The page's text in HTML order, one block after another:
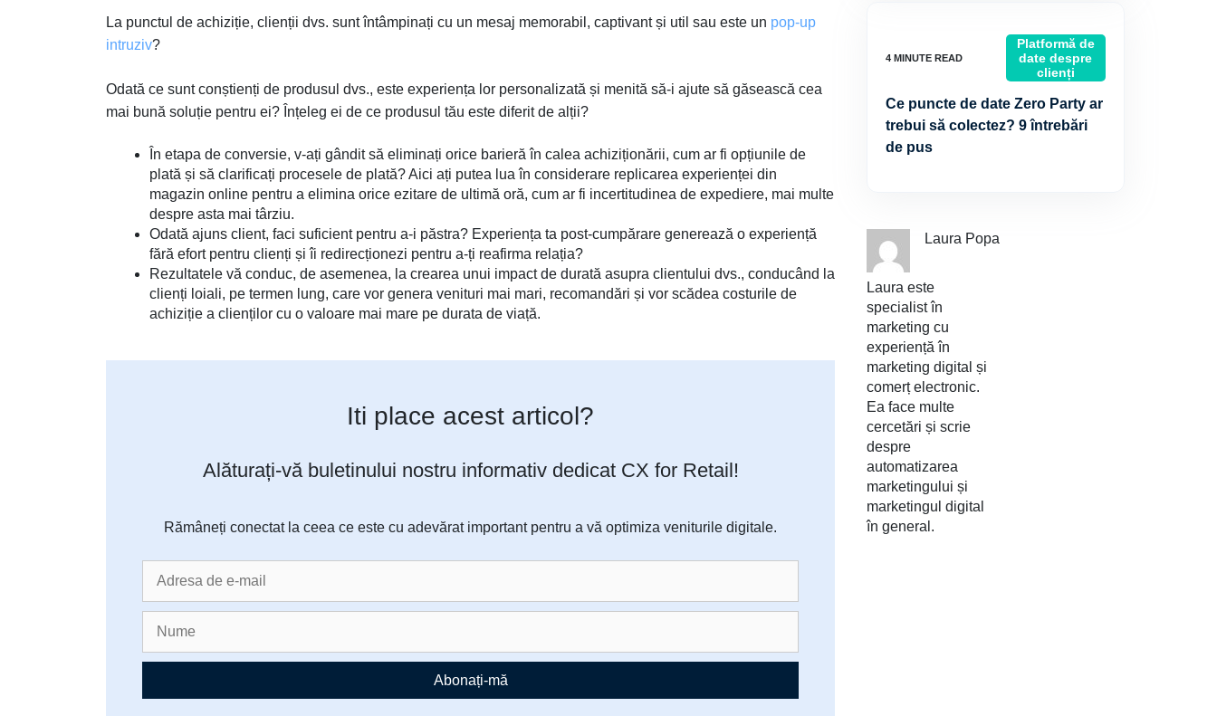
La punctul de achiziție, clienții dvs. sunt întâmpinați cu un mesaj memorabil, captivant și util sau este un pop-up
intruziv?
Odată ce sunt conștienți de produsul dvs., este experiența lor personalizată și menită să-i ajute să găsească cea
mai bună soluție pentru ei? Înțeleg ei de ce produsul tău este diferit de alții?
În etapa de conversie, v-ați gândit să eliminați orice barieră în calea achiziționării, cum ar fi opțiunile de
plată și să clarificați procesele de plată? Aici ați putea lua în considerare replicarea experienței din
magazin online pentru a elimina orice ezitare de ultimă oră, cum ar fi incertitudinea de expediere, mai multe
despre asta mai târziu.
Odată ajuns client, faci suficient pentru a-i păstra? Experiența ta post-cumpărare generează o experiență
fără efort pentru clienți și îi redirecționezi pentru a-ți reafirma relația?
Rezultatele vă conduc, de asemenea, la crearea unui impact de durată asupra clientului dvs., conducând la
clienți loiali, pe termen lung, care vor genera venituri mai mari, recomandări și vor scădea costurile de
achiziție a clienților cu o valoare mai mare pe durata de viață.
Iti place acest articol?
Alăturați-vă buletinului nostru informativ dedicat CX for Retail!
Rămâneți conectat la ceea ce este cu adevărat important pentru a vă optimiza veniturile digitale.
Abonați-mă
Platformă de
date despre
clienți
Ce puncte de date Zero Party ar
trebui să colectez? 9 întrebări
de pus
Laura Popa
Laura este
specialist în
marketing cu
experiență în
marketing digital și
comerț electronic.
Ea face multe
cercetări și scrie
despre
automatizarea
marketingului și
marketingul digital
în general.